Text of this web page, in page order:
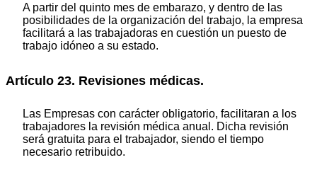
A partir del quinto mes de embarazo, y dentro de las
posibilidades de la organización del trabajo, la empresa
facilitará a las trabajadoras en cuestión un puesto de
trabajo idóneo a su estado.
Artículo 23. Revisiones médicas.
Las Empresas con carácter obligatorio, facilitaran a los
trabajadores la revisión médica anual. Dicha revisión
será gratuita para el trabajador, siendo el tiempo
necesario retribuido.